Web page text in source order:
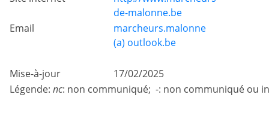
de-malonne.be
Email
marcheurs.malonne
(a) outlook.be
Mise-à-jour
17/02/2025
Légende: nc: non communiqué; -: non communiqué ou